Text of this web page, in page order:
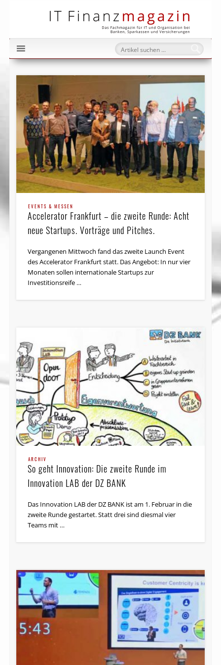
EVENTS & MESSEN
Accelerator Frankfurt – die zweite Runde: Acht
neue Startups. Vorträge und Pitches.
Vergangenen Mittwoch fand das zweite Launch Event
des Accelerator Frankfurt statt. Das Angebot: In nur vier
Monaten sollen internationale Startups zur
Investitionsreife …
ARCHIV
So geht Innovation: Die zweite Runde im
Innovation LAB der DZ BANK
Das Innovation LAB der DZ BANK ist am 1. Februar in die
zweite Runde gestartet. Statt drei sind diesmal vier
Teams mit …